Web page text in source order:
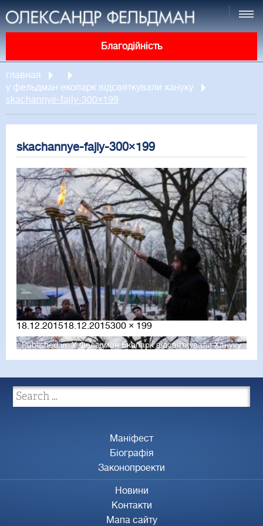
Благодійність
главная
у фельдман екопарк відсвяткували хануку
skachannye-fajly-300×199
skachannye-fajly-300×199
Posted
on
18.12.201518.12.2015Full
size
300 × 199
Published in У Фельдман Екопарк відсвяткували Хануку
Маніфест
Біографія
Законопроекти
Новини
Контакти
Мапа сайту